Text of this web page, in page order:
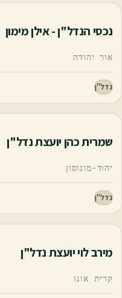
נכסי הנדל"ן - אילן מימון
אור יהודה
נדל"ן
שמרית כהן יועצת נדל"ן
יהוד-מונוסון
נדל"ן
מירב לוי יועצת נדל"ן
קרית אונו